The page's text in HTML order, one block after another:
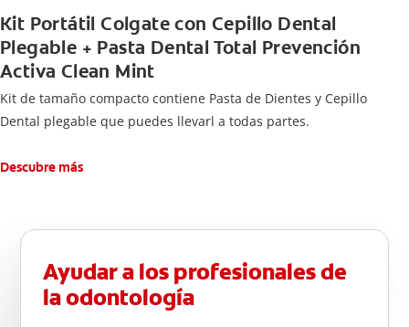
Kit Portátil Colgate con Cepillo Dental
Plegable + Pasta Dental Total Prevención
Activa Clean Mint
Kit de tamaño compacto contiene Pasta de Dientes y Cepillo
Dental plegable que puedes llevarl a todas partes.
Descubre más
Ayudar a los profesionales de
la odontología